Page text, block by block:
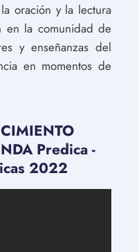
oración y la lectura
en la comunidad de
y enseñanzas del
en momentos de
Predica -
2022